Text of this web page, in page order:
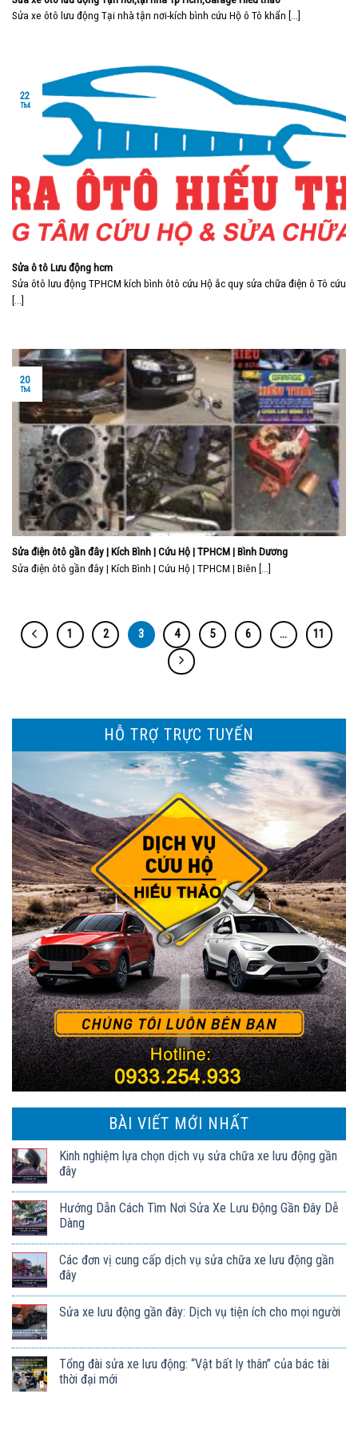
Sửa xe ôtô lưu động Tại nhà tận nơi-kích bình cứu Hộ ô Tô khẩn [...]
Sửa ô tô Lưu động hcm
Sửa ôtô lưu động TPHCM kích bình ôtô cứu Hộ ắc quy sửa chữa điện ô Tô cứu
[...]
22
Th4
Sửa điện ôtô gần đây | Kích Bình | Cứu Hộ | TPHCM | Bình Dương
Sửa điện ôtô gần đây | Kích Bình | Cứu Hộ | TPHCM | Biên [...]
20
Th4
1 2 3 4 5 6 … 11
HỖ TRỢ TRỰC TUYẾN
BÀI VIẾT MỚI NHẤT
Kinh nghiệm lựa chọn dịch vụ sửa chữa xe lưu động gần
đây
Hướng Dẫn Cách Tìm Nơi Sửa Xe Lưu Động Gần Đây Dễ
Dàng
Các đơn vị cung cấp dịch vụ sửa chữa xe lưu động gần
đây
Sửa xe lưu động gần đây: Dịch vụ tiện ích cho mọi người
Tổng đài sửa xe lưu động: “Vật bất ly thân” của bác tài
thời đại mới